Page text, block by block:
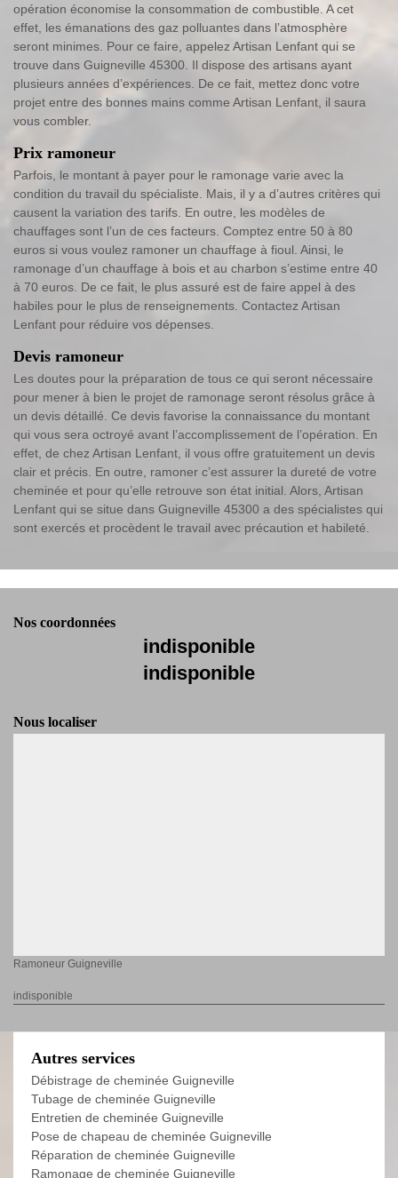
opération économise la consommation de combustible. A cet
effet, les émanations des gaz polluantes dans l’atmosphère
seront minimes. Pour ce faire, appelez Artisan Lenfant qui se
trouve dans Guigneville 45300. Il dispose des artisans ayant
plusieurs années d’expériences. De ce fait, mettez donc votre
projet entre des bonnes mains comme Artisan Lenfant, il saura
vous combler.
Prix ramoneur
Parfois, le montant à payer pour le ramonage varie avec la
condition du travail du spécialiste. Mais, il y a d’autres critères qui
causent la variation des tarifs. En outre, les modèles de
chauffages sont l’un de ces facteurs. Comptez entre 50 à 80
euros si vous voulez ramoner un chauffage à fioul. Ainsi, le
ramonage d’un chauffage à bois et au charbon s’estime entre 40
à 70 euros. De ce fait, le plus assuré est de faire appel à des
habiles pour le plus de renseignements. Contactez Artisan
Lenfant pour réduire vos dépenses.
Devis ramoneur
Les doutes pour la préparation de tous ce qui seront nécessaire
pour mener à bien le projet de ramonage seront résolus grâce à
un devis détaillé. Ce devis favorise la connaissance du montant
qui vous sera octroyé avant l’accomplissement de l’opération. En
effet, de chez Artisan Lenfant, il vous offre gratuitement un devis
clair et précis. En outre, ramoner c’est assurer la dureté de votre
cheminée et pour qu’elle retrouve son état initial. Alors, Artisan
Lenfant qui se situe dans Guigneville 45300 a des spécialistes qui
sont exercés et procèdent le travail avec précaution et habileté.
Nos coordonnées
indisponible
indisponible
Nous localiser
Ramoneur Guigneville
indisponible
Autres services
Débistrage de cheminée Guigneville
Tubage de cheminée Guigneville
Entretien de cheminée Guigneville
Pose de chapeau de cheminée Guigneville
Réparation de cheminée Guigneville
Ramonage de cheminée Guigneville